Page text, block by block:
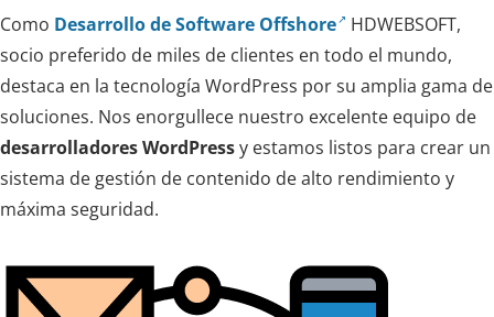
Como Desarrollo de Software Offshore
HDWEBSOFT,
socio preferido de miles de clientes en todo el mundo,
destaca en la tecnología WordPress por su amplia gama de
soluciones. Nos enorgullece nuestro excelente equipo de
desarrolladores WordPressy estamos listos para crear un
sistema de gestión de contenido de alto rendimiento y
máxima seguridad.